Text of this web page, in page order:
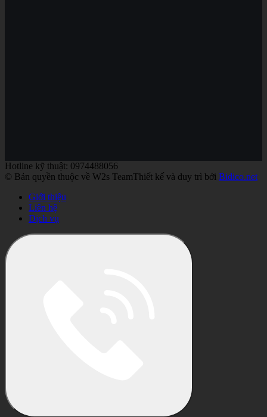
Hotline kỹ thuật: 0974488056
© Bản quyền thuộc về W2s TeamThiết kế và duy trì bởi Bidico.net
Giới thiệu
Liên hệ
Dịch vụ